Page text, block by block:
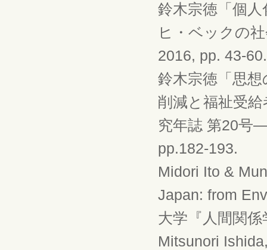
鈴木宗徳「個
ヒ・ベックの
2016, pp. 43-60.
鈴木宗徳「思
削減と福祉受
究年誌 第20号
pp.182-193.
Midori Ito &
Japan: from
大学『人間関
Mitsunori